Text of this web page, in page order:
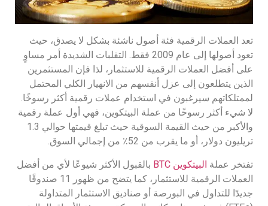
تعد العملات الرقمية فئة أصول ناشئة بشكل لا يصدق، حيث
تعود أصولها إلى عام 2009 فقط. التقلبات الشديدة أمر مساوٍ
على أفضل العملات الرقمية للاستثمار، لذا فإن المستثمرين
الذين يتطلعون إلى عزل أنفسهم من الانهيار الكلي المحتمل
لممتلكاتهم سيرغبون في استخدام عملات رقمية أكثر رسوخًا.
لا شيء أكثر رسوخًا من عملة البيتكوين، فهي أول عملة رقمية
والأكبر من حيث القيمة السوقية حيث تبلغ قيمتها حوالي 1.3
تريليون دولار، أو ما يقرب من 52٪ من إجمالي السوق.
تفتخر عملة البيتكوين BTC
بالقبول الأكثر شيوعًا لأي من أفضل
العملات الرقمية للاستثمار، كما يتضح من ظهور 11 صندوقًا
جديدًا للتداول في البورصة أو صناديق الاستثمار المتداولة